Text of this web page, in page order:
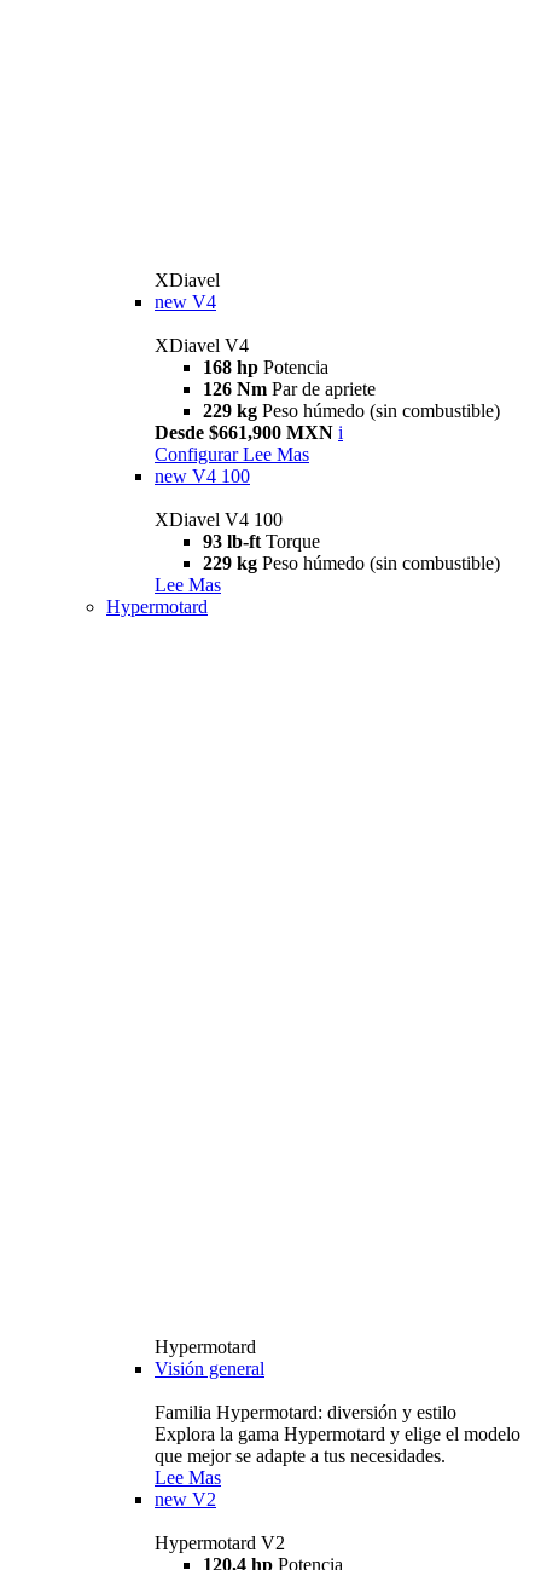
XDiavel
new V4
XDiavel V4
168 hp Potencia
126 Nm Par de apriete
229 kg Peso húmedo (sin combustible)
Desde $661,900 MXN i
Configurar Lee Mas
new V4 100
XDiavel V4 100
93 lb-ft Torque
229 kg Peso húmedo (sin combustible)
Lee Mas
Hypermotard
Hypermotard
Visión general
Familia Hypermotard: diversión y estilo
Explora la gama Hypermotard y elige el modelo
que mejor se adapte a tus necesidades.
Lee Mas
new V2
Hypermotard V2
120,4 hp Potencia